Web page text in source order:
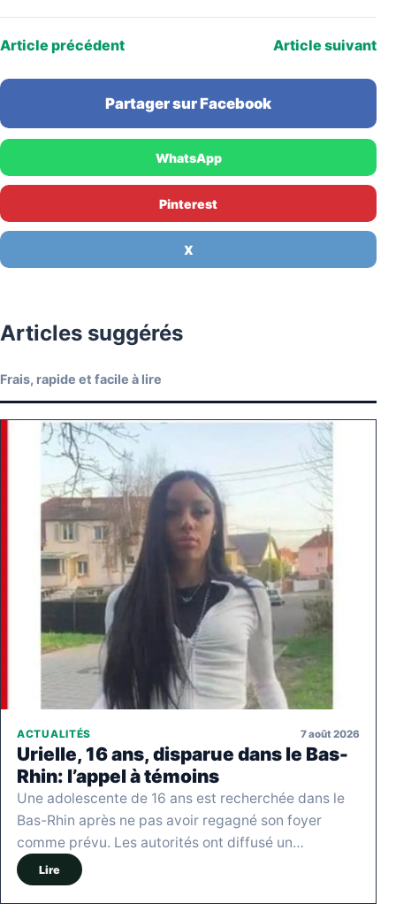
Article précédent Article suivant
Partager sur Facebook
WhatsApp
Pinterest
X
Articles suggérés
Frais, rapide et facile à lire
ACTUALITÉS 7 août 2026
Urielle, 16 ans, disparue dans le Bas-
Rhin: l’appel à témoins
Une adolescente de 16 ans est recherchée dans le
Bas-Rhin après ne pas avoir regagné son foyer
comme prévu. Les autorités ont diffusé un…
Lire